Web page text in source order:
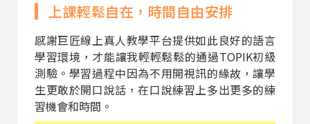
上課輕鬆自在，時間自由安排
感謝巨匠線上真人教學平台提供如此良好的語言
學習環境，才能讓我輕輕鬆鬆的通過TOPIK初級
測驗。學習過程中因為不用開視訊的緣故，讓學
生更敢於開口說話，在口說練習上多出更多的練
習機會和時間。